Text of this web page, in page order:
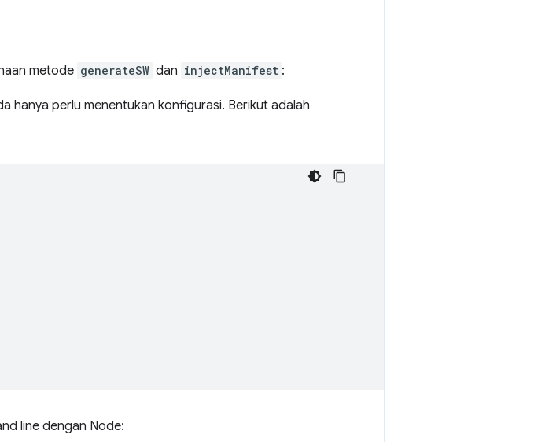
metode generateSW dan injectManifest :
hanya perlu menentukan konfigurasi. Berikut adalah
line dengan Node: